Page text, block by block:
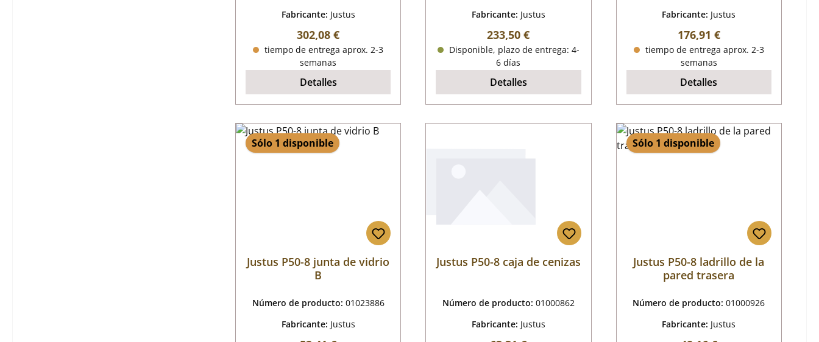
Fabricante: Justus
Precio normal:
302,08 €
tiempo de entrega aprox. 2-3
semanas
Detalles
Fabricante: Justus
Precio normal:
233,50 €
Disponible, plazo de entrega: 4-
6 días
Detalles
Fabricante: Justus
Precio normal:
176,91 €
tiempo de entrega aprox. 2-3
semanas
Detalles
Sólo 1 disponible
Justus P50-8 junta de vidrio
B
Número de producto: 01023886
Fabricante: Justus
Justus P50-8 caja de cenizas
Número de producto: 01000862
Fabricante: Justus
Sólo 1 disponible
Justus P50-8 ladrillo de la
pared trasera
Número de producto:01000926
Fabricante: Justus